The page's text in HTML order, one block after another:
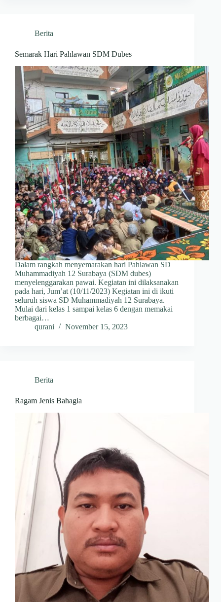
Berita
Semarak Hari Pahlawan SDM Dubes
Dalam rangkah menyemarakan hari Pahlawan SD
Muhammadiyah 12 Surabaya (SDM dubes)
menyelenggarakan pawai. Kegiatan ini dilaksanakan
pada hari, Jum’at (10/11/2023) Kegiatan ini di ikuti
seluruh siswa SD Muhammadiyah 12 Surabaya.
Mulai dari kelas 1 sampai kelas 6 dengan memakai
berbagai…
qurani
November 15, 2023
Berita
Ragam Jenis Bahagia